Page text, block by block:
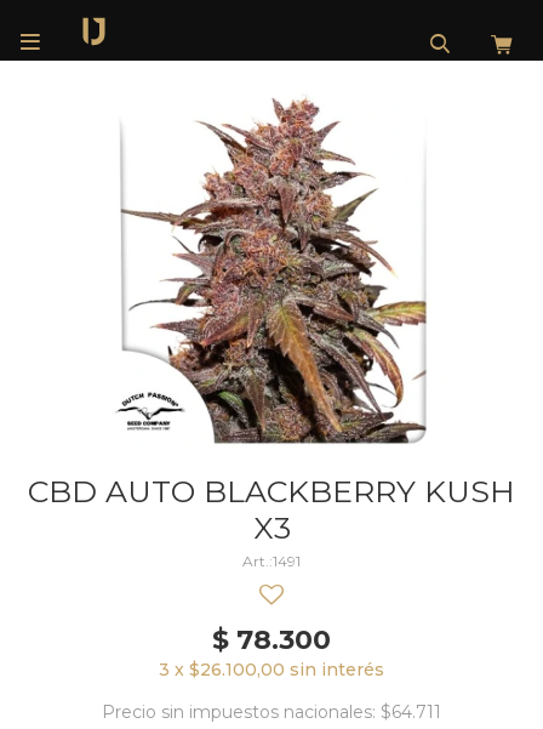

CBD AUTO BLACKBERRY KUSH
X3
1491
$ 78.300
3 x $26.100,00 sin interés
Precio sin impuestos nacionales: $64.711